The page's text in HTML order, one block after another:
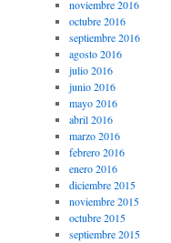
noviembre 2016
octubre 2016
septiembre 2016
agosto 2016
julio 2016
junio 2016
mayo 2016
abril 2016
marzo 2016
febrero 2016
enero 2016
diciembre 2015
noviembre 2015
octubre 2015
septiembre 2015